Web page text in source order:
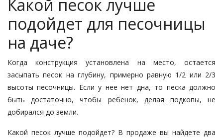
Какой песок лучше
подойдет для песочницы
на даче?
Когда конструкция установлена на место, остается
засыпать песок на глубину, примерно равную 1/2 или 2/3
высоты песочницы. Если у нее нет дна, то песка должно
быть достаточно, чтобы ребенок, делая подкопы, не
добирался до земли.
Какой песок лучше подойдет? В продаже вы найдете два